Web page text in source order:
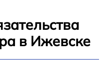
в Ижевске